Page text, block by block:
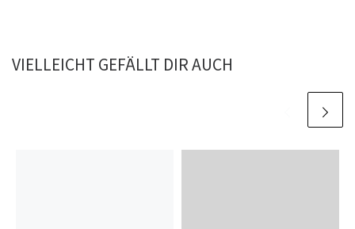
VIELLEICHT GEFÄLLT DIR AUCH